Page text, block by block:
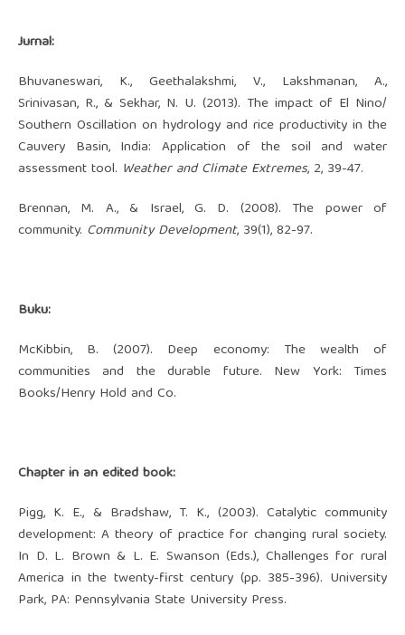
Jurnal:
Bhuvaneswari, K., Geethalakshmi, V., Lakshmanan, A.,
Srinivasan, R., & Sekhar, N. U. (2013). The impact of El Nino/
Southern Oscillation on hydrology and rice productivity in the
Cauvery Basin, India: Application of the soil and water
assessment tool. Weather and Climate Extremes, 2, 39-47.
Brennan, M. A., & Israel, G. D. (2008). The power of
community. Community Development, 39(1), 82-97.
Buku:
McKibbin, B. (2007). Deep economy: The wealth of
communities and the durable future. New York: Times
Books/Henry Hold and Co.
Chapter in an edited book:
Pigg, K. E., & Bradshaw, T. K., (2003). Catalytic community
development: A theory of practice for changing rural society.
In D. L. Brown & L. E. Swanson (Eds.), Challenges for rural
America in the twenty-first century (pp. 385-396). University
Park, PA: Pennsylvania State University Press.